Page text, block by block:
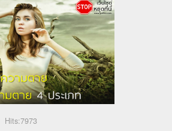
Hits:7973